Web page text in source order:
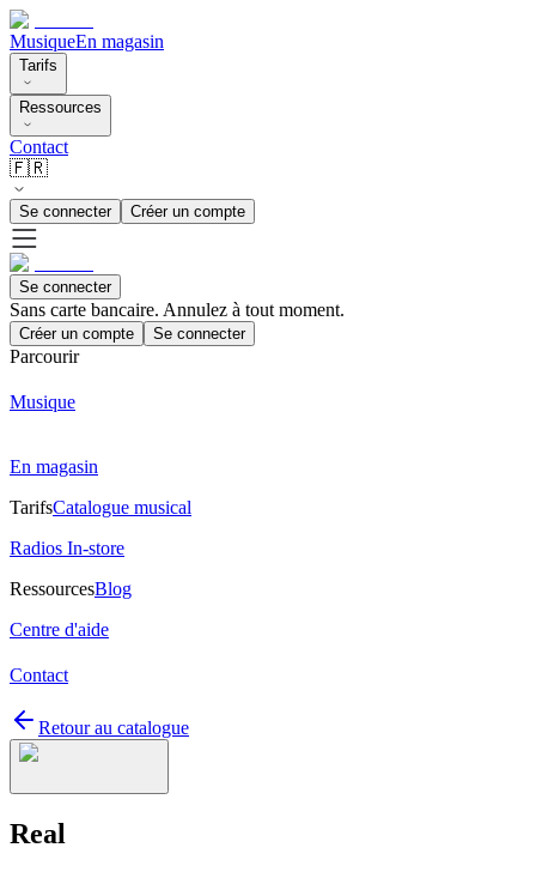
MusiqueEn magasin
Tarifs
Ressources
Contact
🇫🇷
Se connecter Créer un compte
Se connecter
Sans carte bancaire. Annulez à tout moment.
Créer un compte Se connecter
Parcourir
Musique
En magasin
TarifsCatalogue musical
Radios In-store
RessourcesBlog
Centre d'aide
Contact
Retour au catalogue
Real